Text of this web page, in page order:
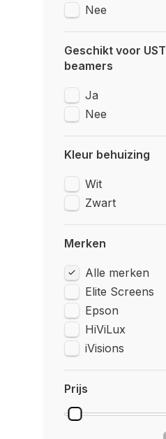
Nee
Geschikt voor UST
beamers
Ja
Nee
Kleur behuizing
Wit
Zwart
Merken
Alle merken
Elite Screens
Epson
HiViLux
iVisions
Prijs